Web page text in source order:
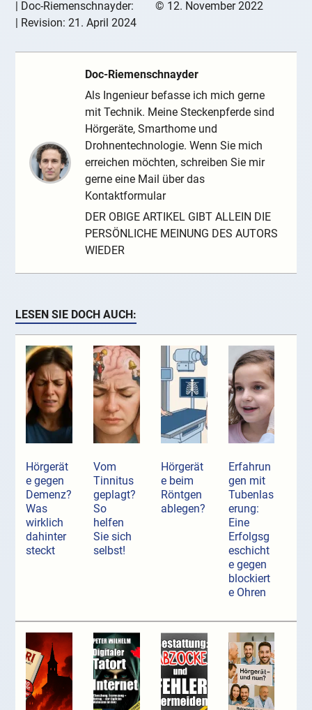
| Doc-Riemenschnayder: © 12. November 2022
| Revision:21. April 2024
Doc-Riemenschnayder
Als Ingenieur befasse ich mich gerne
mit Technik. Meine Steckenpferde sind
Hörgeräte, Smarthome und
Drohnentechnologie. Wenn Sie mich
erreichen möchten, schreiben Sie mir
gerne eine Mail über das
Kontaktformular
DER OBIGE ARTIKEL GIBT ALLEIN DIE
PERSÖNLICHE MEINUNG DES AUTORS
WIEDER
LESEN SIE DOCH AUCH:
Hörgerät
e gegen
Demenz?
Was
wirklich
dahinter
steckt
Vom
Tinnitus
geplagt?
So
helfen
Sie sich
selbst!
Hörgerät
e beim
Röntgen
ablegen?
Erfahrun
gen mit
Tubenlas
erung:
Eine
Erfolgsg
eschicht
e gegen
blockiert
e Ohren